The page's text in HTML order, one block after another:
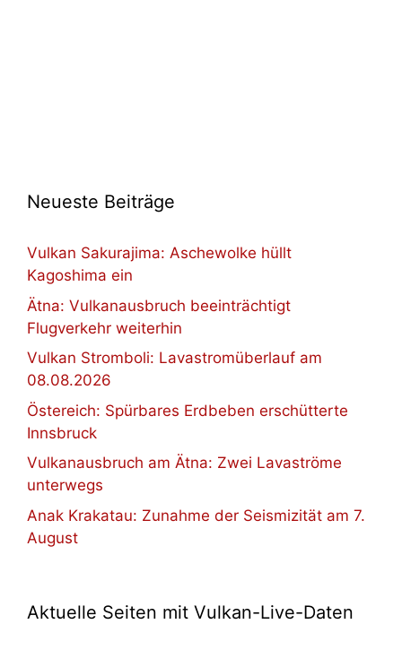
Neueste Beiträge
Vulkan Sakurajima: Aschewolke hüllt
Kagoshima ein
Ätna: Vulkanausbruch beeinträchtigt
Flugverkehr weiterhin
Vulkan Stromboli: Lavastromüberlauf am
08.08.2026
Östereich: Spürbares Erdbeben erschütterte
Innsbruck
Vulkanausbruch am Ätna: Zwei Lavaströme
unterwegs
Anak Krakatau: Zunahme der Seismizität am 7.
August
Aktuelle Seiten mit Vulkan-Live-Daten